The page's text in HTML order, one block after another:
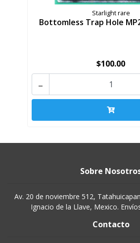
Starlight rare
Bottomless Trap Hole
$100.00
-
Sobre
Av. 20 de noviembre 512,
Ignacio de la Llave, Mexico.
Contacto